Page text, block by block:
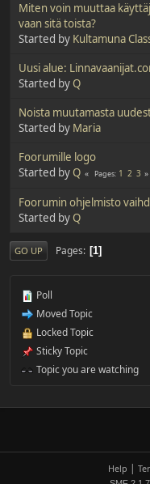
Miten voin muuttaa
vaan sitä toista?
Started by Kultamuna
Uusi alue:
Started by Q
Noista muutamasta
Started by Maria
Foorumille logo
Started by Q Pages 1 2 3
Foorumin ohjelmisto
Started by Q
GO UP Pages 1
Poll
Moved Topic
Locked Topic
Sticky Topic
Topic you are watching
Help |